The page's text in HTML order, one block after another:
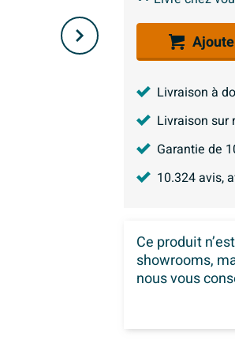
Livraison à
Livraison sur
Garantie de
10.324avis,
Ce produit
showrooms,
nous vous